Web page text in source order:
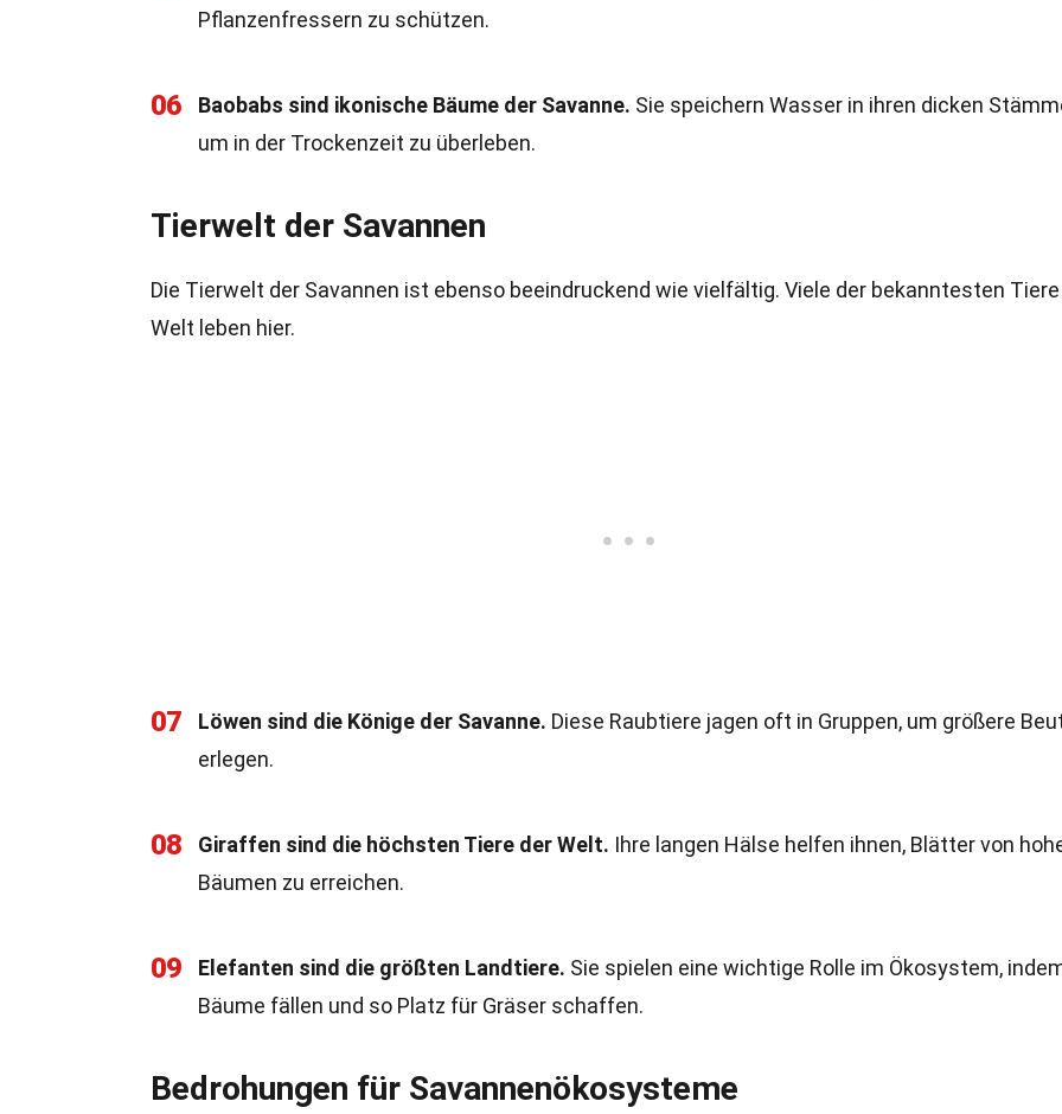
Pflanzenfressern zu schützen.
06 Baobabs sind ikonische Bäume der Savanne. Sie speichern Wasser in ihren dicken
um in der Trockenzeit zu überleben.
Tierwelt der Savannen
Die Tierwelt der Savannen ist ebenso beeindruckend wie vielfältig. Viele der bekanntesten
Welt leben hier.
07 Löwen sind die Könige der Savanne. Diese Raubtiere jagen oft in Gruppen, um größere
erlegen.
08 Giraffen sind die höchsten Tiere der Welt. Ihre langen Hälse helfen ihnen, Blätter von
Bäumen zu erreichen.
09 Elefanten sind die größten Landtiere. Sie spielen eine wichtige Rolle im Ökosystem,
Bäume fällen und so Platz für Gräser schaffen.
Bedrohungen für Savannenökosysteme